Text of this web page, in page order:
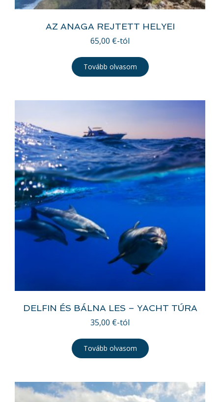
AZ ANAGA REJTETT HELYEI
65,00 €-tól
Tovább olvasom
DELFIN ÉS BÁLNA LES – YACHT TÚRA
35,00 €-tól
Tovább olvasom